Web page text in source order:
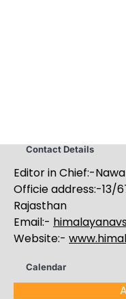
Contact Details
Editor in Chief:-
Officie address:-13/
Rajasthan
Email:-
Website:-
Calendar